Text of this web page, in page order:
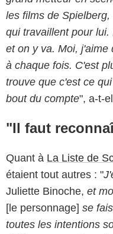
les films de
qui travaillent pour
et on y va. Moi, j'aime
à chaque fois. C'est
trouve que c'est ce
bout du compte", a-t-
"Il faut
Quant à La Liste de
étaient tout autres : "
Juliette Binoche, et
[le personnage] se
toutes les intentions